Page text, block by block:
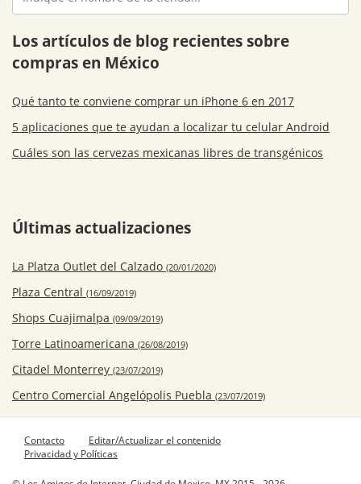
Los artículos de blog recientes sobre
compras en México
Qué tanto te conviene comprar un iPhone 6 en 2017
5 aplicaciones que te ayudan a localizar tu celular Android
Cuáles son las cervezas mexicanas libres de transgénicos
Últimas actualizaciones
La Platza Outlet del Calzado (20/01/2020)
Plaza Central (16/09/2019)
Shops Cuajimalpa (09/09/2019)
Torre Latinoamericana (26/08/2019)
Citadel Monterrey (23/07/2019)
Centro Comercial Angelópolis Puebla (23/07/2019)
Contacto
Editar/Actualizar el contenido
Privacidad y Políticas